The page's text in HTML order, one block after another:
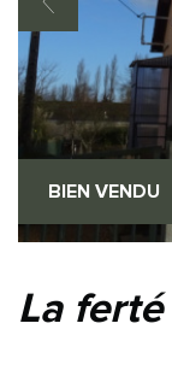
BIEN VENDU
la